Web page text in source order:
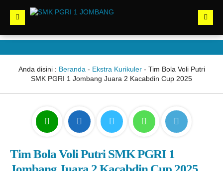
Anda disini : Beranda - Ekstra Kurikuler- Tim Bola Voli Putri
SMK PGRI 1 Jombang Juara 2 Kacabdin Cup 2025
Tim Bola Voli Putri SMK PGRI 1